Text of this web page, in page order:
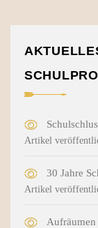
Artikel
30 Jahre
Artikel